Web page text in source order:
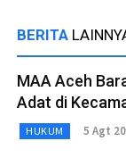
BERITA
MAA Aceh
Adat di
HUKUM 5 Agt